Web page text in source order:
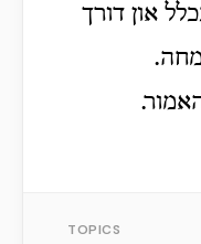
און דורך
TOPICS